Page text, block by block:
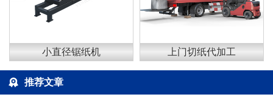
小直径锯纸机 上门切纸代加工
推荐文章